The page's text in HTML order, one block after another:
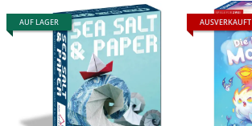
AUF LAGER AUSVERKAUFT